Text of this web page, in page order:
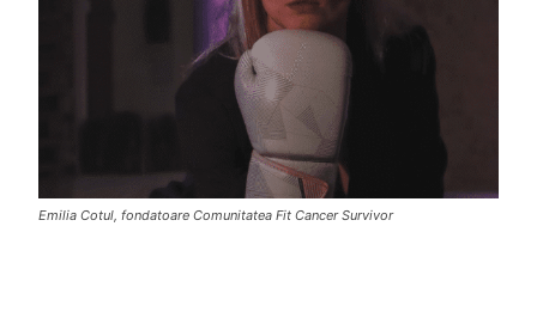
Emilia Cotul, fondatoare Comunitatea Fit Cancer Survivor